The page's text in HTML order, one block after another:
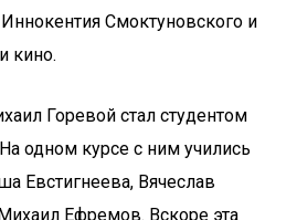
Смоктуновского и
кино.
Горевой стал студентом
одном курсе с ним учились
Евстигнеева, Вячеслав
Ефремов. Вскоре эта